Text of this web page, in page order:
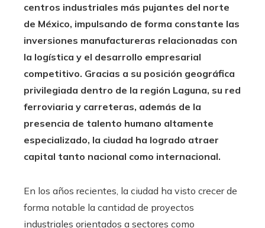
centros industriales más pujantes del norte
de México, impulsando de forma constante las
inversiones manufactureras relacionadas con
la logística y el desarrollo empresarial
competitivo. Gracias a su posición geográfica
privilegiada dentro de la región Laguna, su red
ferroviaria y carreteras, además de la
presencia de talento humano altamente
especializado, la ciudad ha logrado atraer
capital tanto nacional como internacional.
En los años recientes, la ciudad ha visto crecer de
forma notable la cantidad de proyectos
industriales orientados a sectores como